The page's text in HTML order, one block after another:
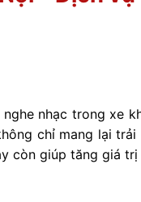
nhạc trong xe
chỉ mang lại trải
còn giúp tăng giá